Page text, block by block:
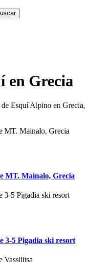
en Grecia
Esquí Alpino en Grecia,
MT. Mainalo, Grecia
3-5 Pigadia ski resort